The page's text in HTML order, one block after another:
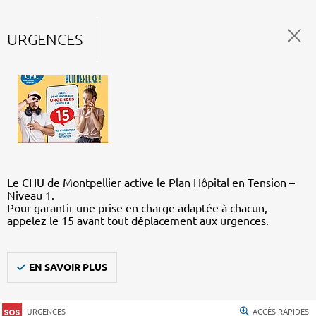
URGENCES
Le CHU de Montpellier active le Plan Hôpital en Tension –
Niveau 1.
Pour garantir une prise en charge adaptée à chacun,
appelez le 15 avant tout déplacement aux urgences.
EN SAVOIR PLUS
URGENCES ACCÈS RAPIDES